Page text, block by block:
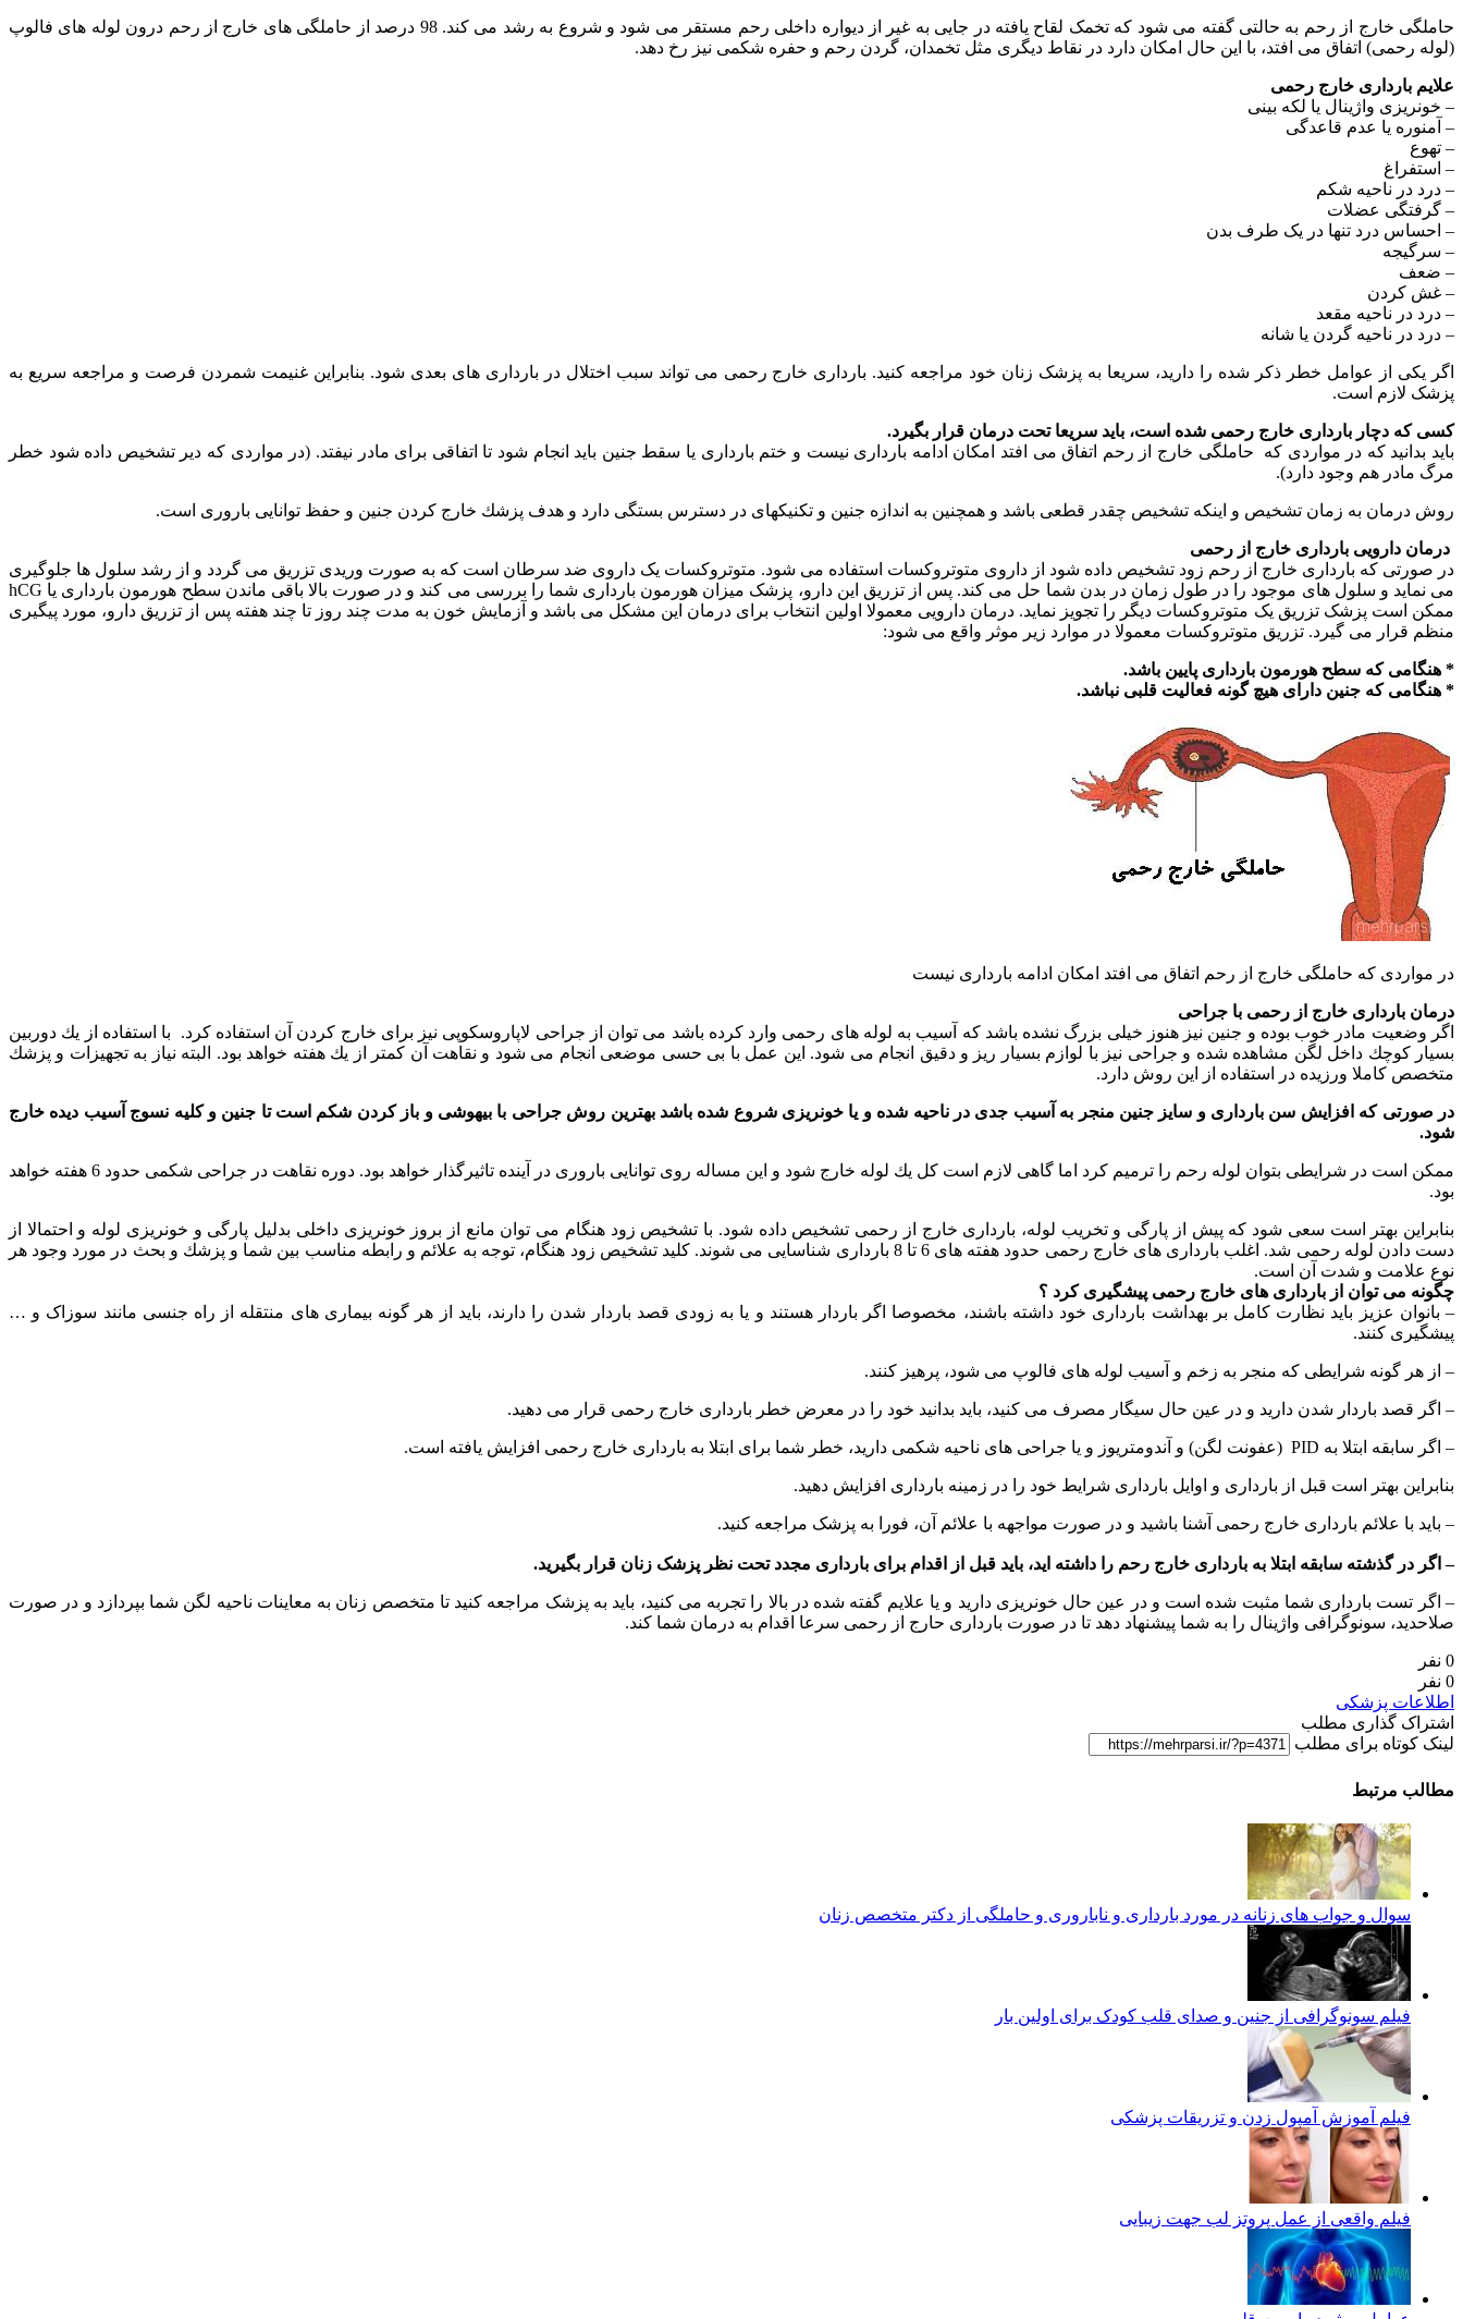
حاملگی خارج از رحم به حالتی گفته می شود که تخمک لقاح یافته در جایی به غیر از دیواره داخلی رحم مستقر می شود و شروع به رشد می کند. 98 درصد از حاملگی های خارج از رحم درون لوله های فالوپ
(لوله رحمی) اتفاق می افتد، با این حال امکان دارد در نقاط دیگری مثل تخمدان، گردن رحم و حفره شکمی نیز رخ دهد.
علایم بارداری خارج رحمی
– خونریزی واژینال یا لکه بینی
– آمنوره یا عدم قاعدگی
– تهوع
– استفراغ
– درد در ناحیه شکم
– گرفتگی عضلات
– احساس درد تنها در یک طرف بدن
– سرگیجه
– ضعف
– غش کردن
– درد در ناحیه مقعد
– درد در ناحیه گردن یا شانه
اگر یکی از عوامل خطر ذکر شده را دارید، سریعا به پزشک زنان خود مراجعه کنید. بارداری خارج رحمی می تواند سبب اختلال در بارداری های بعدی شود. بنابراین غنیمت شمردن فرصت و مراجعه سریع به
پزشک لازم است.
کسی که دچار بارداری خارج رحمی شده است، باید سریعا تحت درمان قرار بگیرد.
باید بدانید که در مواردی که حاملگی خارج از رحم اتفاق می افتد امکان ادامه بارداری نیست و ختم بارداری یا سقط جنین باید انجام شود تا اتفاقی برای مادر نیفتد. (در مواردی که دیر تشخیص داده شود خطر
مرگ مادر هم وجود دارد).
روش درمان به زمان تشخیص و اینكه تشخیص چقدر قطعی باشد و همچنین به اندازه جنین و تكنیكهای در دسترس بستگی دارد و هدف پزشك خارج كردن جنین و حفظ توانایی باروری است.
درمان دارویی بارداری خارج از رحمی
در صورتی که بارداری خارج از رحم زود تشخیص داده شود از داروی متوتروکسات استفاده می شود. متوتروکسات یک داروی ضد سرطان است که به صورت وریدی تزریق می گردد و از رشد سلول ها جلوگیری
می نماید و سلول های موجود را در طول زمان در بدن شما حل می کند. پس از تزریق این دارو، پزشک میزان هورمون بارداری شما را بررسی می کند و در صورت بالا باقی ماندن سطح هورمون بارداری یا hCG
ممکن است پزشک تزریق یک متوتروکسات دیگر را تجویز نماید. درمان دارویی معمولا اولین انتخاب برای درمان این مشکل می باشد و آزمایش خون به مدت چند روز تا چند هفته پس از تزریق دارو، مورد پیگیری
منظم قرار می گیرد. تزریق متوتروکسات معمولا در موارد زیر موثر واقع می شود:
* هنگامی که سطح هورمون بارداری پایین باشد.
* هنگامی که جنین دارای هیچ گونه فعالیت قلبی نباشد.
در مواردی که حاملگی خارج از رحم اتفاق می افتد امکان ادامه بارداری نیست
درمان بارداری خارج از رحمی با جراحی
اگر وضعیت مادر خوب بوده و جنین نیز هنوز خیلی بزرگ نشده باشد كه آسیب به لوله های رحمی وارد كرده باشد می توان از جراحی لاپاروسكوپی نیز برای خارج كردن آن استفاده كرد. با استفاده از یك دوربین
بسیار كوچك داخل لگن مشاهده شده و جراحی نیز با لوازم بسیار ریز و دقیق انجام می شود. این عمل با بی حسی موضعی انجام می شود و نقاهت آن كمتر از یك هفته خواهد بود. البته نیاز به تجهیزات و پزشك
متخصص كاملا ورزیده در استفاده از این روش دارد.
در صورتی كه افزایش سن بارداری و سایز جنین منجر به آسیب جدی در ناحیه شده و یا خونریزی شروع شده باشد بهترین روش جراحی با بیهوشی و باز كردن شكم است تا جنین و كلیه نسوج آسیب دیده خارج
شود.
ممكن است در شرایطی بتوان لوله رحم را ترمیم كرد اما گاهی لازم است كل یك لوله خارج شود و این مساله روی توانایی باروری در آینده تاثیرگذار خواهد بود. دوره نقاهت در جراحی شكمی حدود 6 هفته خواهد
بود.
بنابراین بهتر است سعی شود كه پیش از پارگی و تخریب لوله، بارداری خارج از رحمی تشخیص داده شود. با تشخیص زود هنگام می توان مانع از بروز خونریزی داخلی بدلیل پارگی و خونریزی لوله و احتمالا از
دست دادن لوله رحمی شد. اغلب بارداری های خارج رحمی حدود هفته های 6 تا 8 بارداری شناسایی می شوند. كلید تشخیص زود هنگام، توجه به علائم و رابطه مناسب بین شما و پزشك و بحث در مورد وجود هر
نوع علامت و شدت آن است.
چگونه می توان از بارداری های خارج رحمی پیشگیری کرد ؟
– بانوان عزیز باید نظارت کامل بر بهداشت بارداری خود داشته باشند، مخصوصا اگر باردار هستند و یا به زودی قصد باردار شدن را دارند، باید از هر گونه بیماری های منتقله از راه جنسی مانند سوزاک و …
پیشگیری کنند.
– از هر گونه شرایطی که منجر به زخم و آسیب لوله های فالوپ می شود، پرهیز کنند.
– اگر قصد باردار شدن دارید و در عین حال سیگار مصرف می کنید، باید بدانید خود را در معرض خطر بارداری خارج رحمی قرار می دهید.
– اگر سابقه ابتلا به PID (عفونت لگن) و آندومتریوز و یا جراحی های ناحیه شکمی دارید، خطر شما برای ابتلا به بارداری خارج رحمی افزایش یافته است.
بنابراین بهتر است قبل از بارداری و اوایل بارداری شرایط خود را در زمینه بارداری افزایش دهید.
– باید با علائم بارداری خارج رحمی آشنا باشید و در صورت مواجهه با علائم آن، فورا به پزشک مراجعه کنید.
– اگر در گذشته سابقه ابتلا به بارداری خارج رحم را داشته اید، باید قبل از اقدام برای بارداری مجدد تحت نظر پزشک زنان قرار بگیرید.
– اگر تست بارداری شما مثبت شده است و در عین حال خونریزی دارید و یا علایم گفته شده در بالا را تجربه می کنید، باید به پزشک مراجعه کنید تا متخصص زنان به معاینات ناحیه لگن شما بپردازد و در صورت
صلاحدید، سونوگرافی واژینال را به شما پیشنهاد دهد تا در صورت بارداری حارج از رحمی سرعا اقدام به درمان شما کند.
0 نفر
0 نفر
اطلاعات پزشکی
اشتراک گذاری مطلب
لینک کوتاه برای مطلب
مطالب مرتبط
سوال و جواب های زنانه در مورد بارداری و ناباروری و حاملگی از دکتر متخصص زنان
فیلم سونوگرافی از جنین و صدای قلب کودک برای اولین بار
فیلم آموزش آمپول زدن و تزریقات پزشکی
فیلم واقعی از عمل پروتز لب جهت زیبایی